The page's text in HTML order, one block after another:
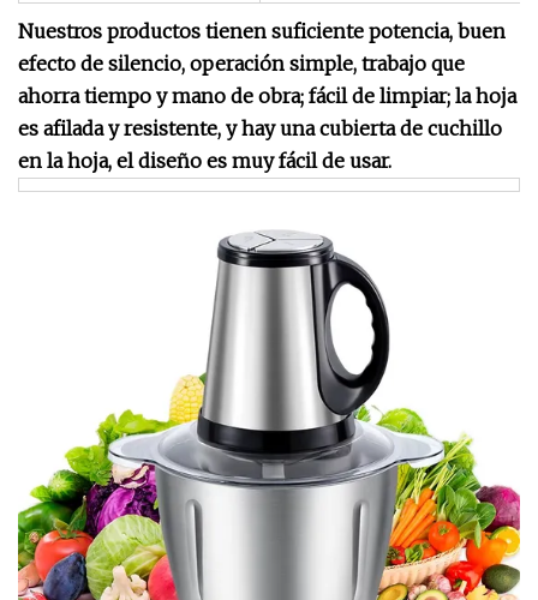
Nuestros productos tienen suficiente potencia, buen
efecto de silencio, operación simple, trabajo que
ahorra tiempo y mano de obra; fácil de limpiar; la hoja
es afilada y resistente, y hay una cubierta de cuchillo
en la hoja, el diseño es muy fácil de usar.